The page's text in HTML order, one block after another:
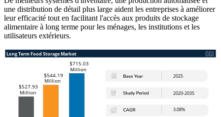
une distribution de détail plus large aident les entreprises à améliorer
leur efficacité tout en facilitant l'accès aux produits de stockage
alimentaire à long terme pour les ménages, les institutions et les
utilisateurs extérieurs.